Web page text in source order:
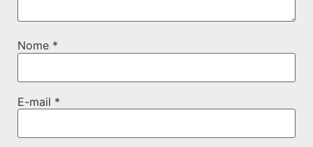
Nome *
E-mail *